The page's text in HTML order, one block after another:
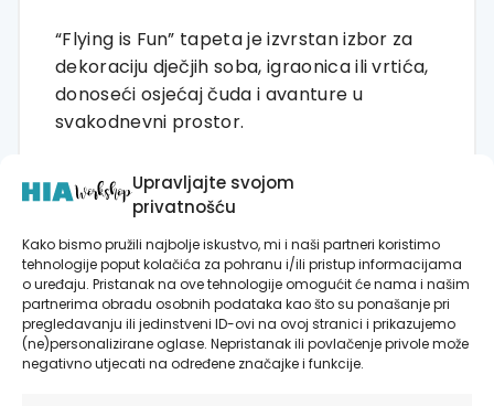
Upravljajte svojom
privatnošću
Kako bismo pružili najbolje iskustvo, mi i naši partneri koristimo
tehnologije poput kolačića za pohranu i/ili pristup informacijama
o uređaju. Pristanak na ove tehnologije omogućit će nama i našim
partnerima obradu osobnih podataka kao što su ponašanje pri
pregledavanju ili jedinstveni ID-ovi na ovoj stranici i prikazujemo
(ne)personalizirane oglase. Nepristanak ili povlačenje privole može
negativno utjecati na određene značajke i funkcije.
“Flying is Fun” tapeta je izvrstan izbor za
dekoraciju dječjih soba, igraonica ili vrtića,
donoseći osjećaj čuda i avanture u
svakodnevni prostor.
RECENZIJE
Još nema recenzija.
Budite prvi koji će recenzirati “Flying is
Fun – Zidna tapeta za dječju sobu –